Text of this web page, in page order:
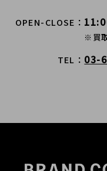
OPEN-CLOSE
※買
TEL 03-